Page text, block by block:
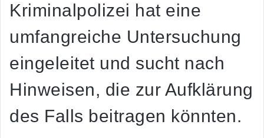
Kriminalpolizei hat eine
umfangreiche Untersuchung
eingeleitet und sucht nach
Hinweisen, die zur Aufklärung
des Falls beitragen könnten.